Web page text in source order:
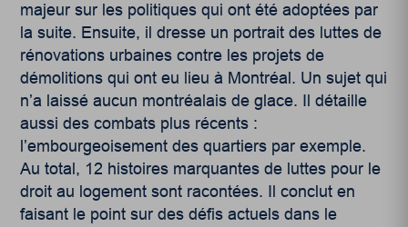
majeur sur les politiques qui ont été adoptées par
la suite. Ensuite, il dresse un portrait des luttes de
rénovations urbaines contre les projets de
démolitions qui ont eu lieu à Montréal. Un sujet qui
n’a laissé aucun montréalais de glace. Il détaille
aussi des combats plus récents :
l’embourgeoisement des quartiers par exemple.
Au total, 12 histoires marquantes de luttes pour le
droit au logement sont racontées. Il conclut en
faisant le point sur des défis actuels dans le